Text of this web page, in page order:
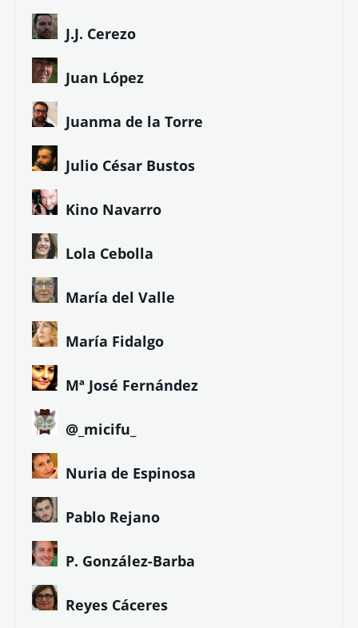
J.J. Cerezo
Juan López
Juanma de la Torre
Julio César Bustos
Kino Navarro
Lola Cebolla
María del Valle
María Fidalgo
Mª José Fernández
@_micifu_
Nuria de Espinosa
Pablo Rejano
P. González-Barba
Reyes Cáceres